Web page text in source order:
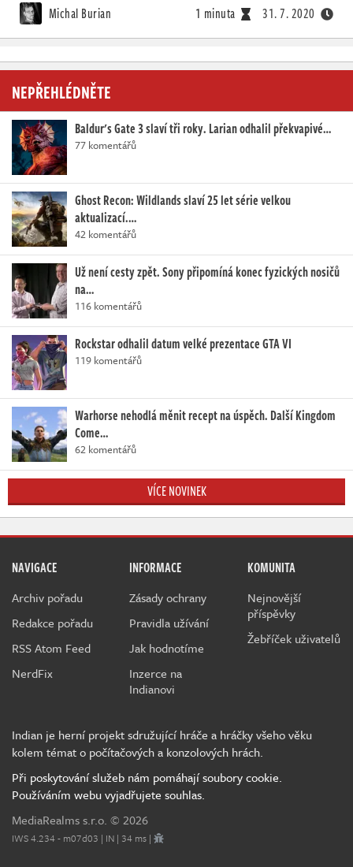
Michal Burian 1 minuta 31. 7. 2020
NEPŘEHLÉDNĚTE
Baldur's Gate 3 slaví tři roky. Larian odhalil překvapivé…
77 komentářů
Ghost Recon: Wildlands slaví 25 let série velkou
aktualizací.…
42 komentářů
Už není cesty zpět. Sony připomíná konec fyzických nosičů
na…
116 komentářů
Rockstar odhalil datum velké prezentace GTA VI
119 komentářů
Warhorse nehodlá měnit recept na úspěch. Další Kingdom
Come…
62 komentářů
VÍCE NOVINEK
NAVIGACE
Archiv pořadu
Redakce pořadu
RSS Atom Feed
NerdFix
INFORMACE
Zásady ochrany
Pravidla užívání
Jak hodnotíme
Inzerce na
Indianovi
KOMUNITA
Nejnovější
příspěvky
Žebříček uživatelů
Indian je herní projekt sdružující hráče a hráčky všeho věku
kolem témat o počítačových a konzolových hrách.
Při poskytování služeb nám pomáhají soubory cookie.
Používáním webu vyjadřujete souhlas.
MediaRealms s.r.o. © 2026
IWS 4.234 - m07d03 | IN | 34 ms |